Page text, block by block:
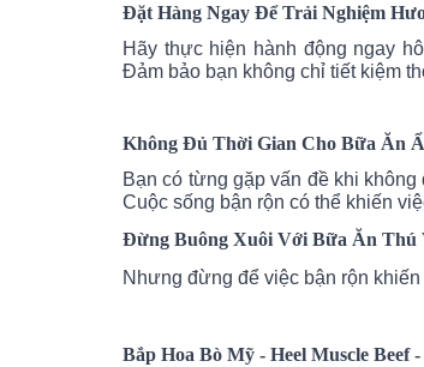
Đặt Hàng Ngay Để Trải Nghiệm
Hãy thực hiện hành động ngay
Đảm bảo bạn không chỉ tiết kiệm
Không Đủ Thời Gian Cho Bữa Ăn
Bạn có từng gặp vấn đề khi
Cuộc sống bận rộn có thể khiến
Đừng Buông Xuôi Với Bữa Ăn Thú
Nhưng đừng để việc bận rộn
Bắp Hoa Bò Mỹ - Heel Muscle Beef